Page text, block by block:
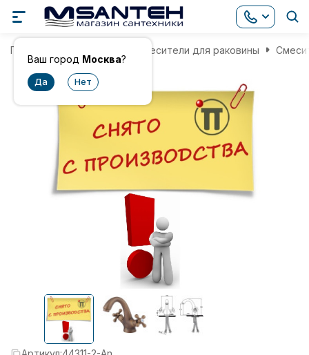
Ваш город Москва?
Главная Смесители для раковины